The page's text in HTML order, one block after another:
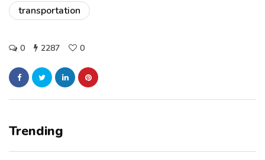
transportation
0 2287 0
Trending